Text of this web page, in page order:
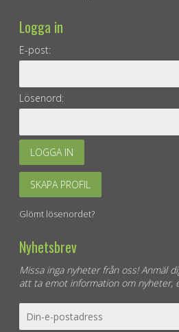
Logga in
E-post:
Lösenord:
LOGGA IN
SKAPA PROFIL
Glömt lösenordet?
Nyhetsbrev
Missa inga nyheter från oss! Anmäl
att ta emot information om nyheter,